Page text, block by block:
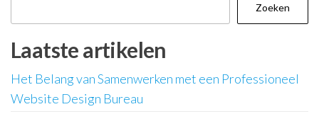
Zoeken
Laatste artikelen
Het Belang van Samenwerken met een Professioneel
Website Design Bureau